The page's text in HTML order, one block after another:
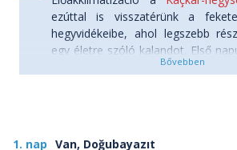
Nap vörös fényében fürdő, havas
alattunk, a mélyben elterülő
oázis-foltjait, az Irán felé elnyúló
Jerevánt, az örmény fővárost. Most
tartják úgy a kurdok: itt, a világ
ezúttal is visszatérünk a
hegyvidékeibe, ahol legszebb
egy életre szóló kalandot. Első
közelítjük a Kaçkar-hegységet,
1. nap Van, Doğubayazıt